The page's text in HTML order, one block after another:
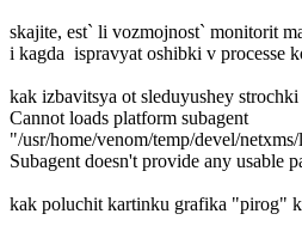
skajite, est` li vozmojnost` monitorit
i kagda ispravyat oshibki v processe
kak izbavitsya ot sleduyushey
Cannot loads platform subagent
"/usr/home/venom/temp/devel/
Subagent doesn't provide any usable
kak poluchit kartinku grafika "pirog"